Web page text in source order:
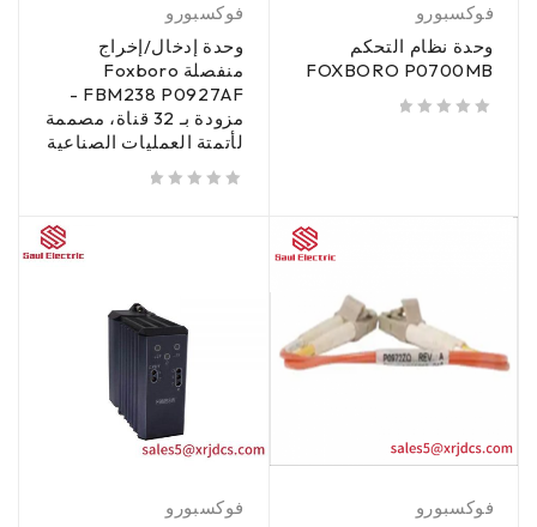
فوكسبورو
وحدة نظام التحكم
FOXBORO P0700MB
فوكسبورو
وحدة إدخال/إخراج
منفصلة Foxboro
FBM238 P0927AF -
مزودة بـ 32 قناة، مصممة
لأتمتة العمليات الصناعية
فوكسبورو
فوكسبورو